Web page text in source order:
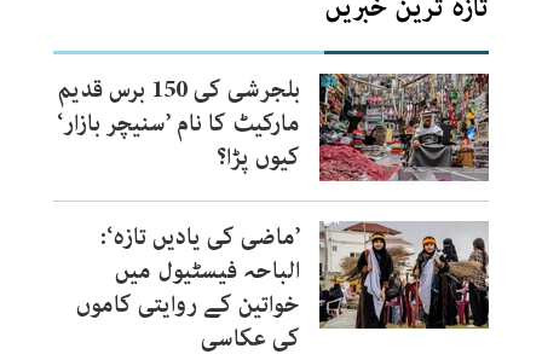
بلجرشی کی 150 برس قدیم
مارکیٹ کا نام ’سنیچر بازار‘
کیوں پڑا؟
’ماضی کی یادیں تازہ‘:
الباحہ فیسٹیول میں
خواتین کے روایتی کاموں
کی عکاسی